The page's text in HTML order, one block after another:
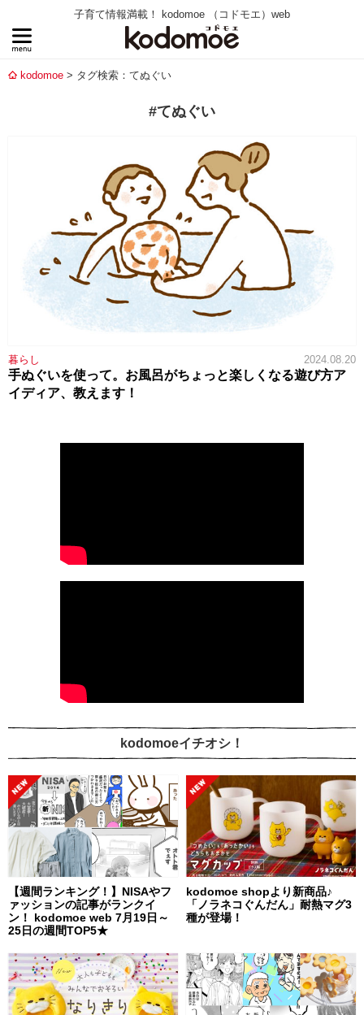
子育て情報満載！ kodomoe （コドモエ）web
kodomoe タグ検索：てぬぐい
#てぬぐい
暮らし 2024.08.20
手ぬぐいを使って。お風呂がちょっと楽しくなる遊び方ア
イディア、教えます！
kodomoeイチオシ！
【週間ランキング！】NISAやフ
ァッションの記事がランクイ
ン！ kodomoe web 7月19日～
25日の週間TOP5★
kodomoe shopより新商品♪
「ノラネコぐんだん」耐熱マグ3
種が登場！